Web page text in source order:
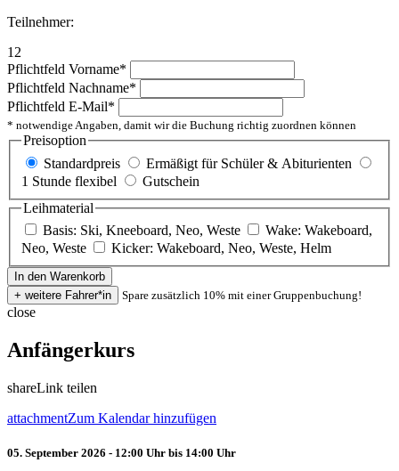
Teilnehmer:
12
Pflichtfeld Vorname*
Pflichtfeld Nachname*
Pflichtfeld E-Mail*
* notwendige Angaben, damit wir die Buchung richtig zuordnen können
Preisoption
Standardpreis
Ermäßigt für Schüler & Abiturienten
1 Stunde flexibel
Gutschein
Leihmaterial
Basis: Ski, Kneeboard, Neo, Weste
Wake: Wakeboard,
Neo, Weste
Kicker: Wakeboard, Neo, Weste, Helm
Spare zusätzlich 10% mit einer Gruppenbuchung!
close
Anfängerkurs
shareLink teilen
attachmentZum Kalendar hinzufügen
05. September 2026 - 12:00 Uhr bis 14:00 Uhr